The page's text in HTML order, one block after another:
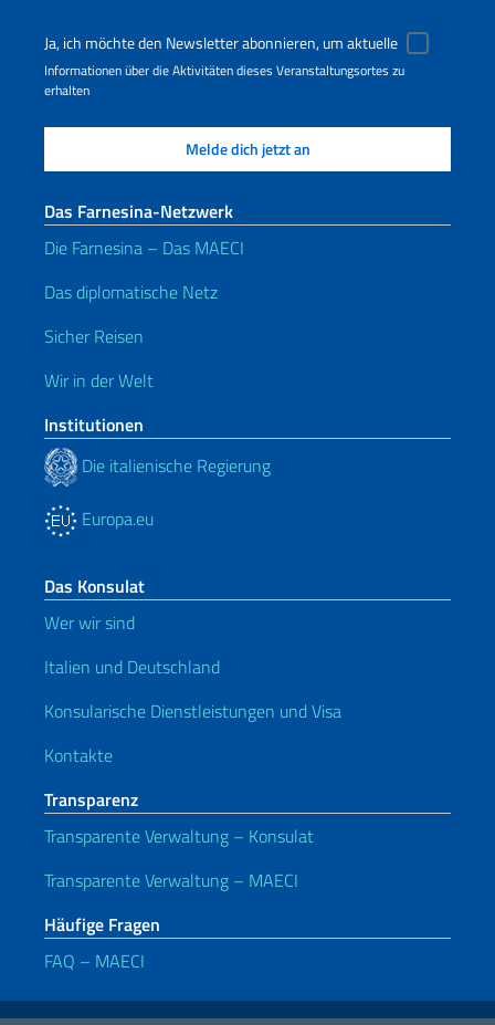
Ja, ich möchte den Newsletter abonnieren, um aktuelle
Informationen über die Aktivitäten dieses Veranstaltungsortes zu
erhalten
Das Farnesina-Netzwerk
Die Farnesina – Das MAECI
Das diplomatische Netz
Sicher Reisen
Wir in der Welt
Institutionen
Die italienische Regierung
Europa.eu
Das Konsulat
Wer wir sind
Italien und Deutschland
Konsularische Dienstleistungen und Visa
Kontakte
Transparenz
Transparente Verwaltung – Konsulat
Transparente Verwaltung – MAECI
Häufige Fragen
FAQ – MAECI